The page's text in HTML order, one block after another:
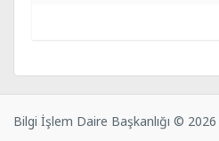
Bilgi İşlem Daire Başkanlığı © 2026